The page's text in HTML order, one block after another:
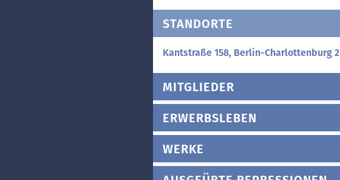
STANDORTE
Kantstraße 158, Berlin-Charlottenburg 2
MITGLIEDER
ERWERBSLEBEN
WERKE